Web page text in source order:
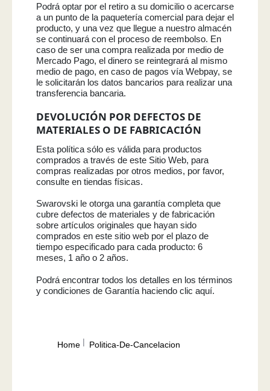
Podrá optar por el retiro a su domicilio o acercarse
a un punto de la paquetería comercial para dejar el
producto, y una vez que llegue a nuestro almacén
se continuará con el proceso de reembolso. En
caso de ser una compra realizada por medio de
Mercado Pago, el dinero se reintegrará al mismo
medio de pago, en caso de pagos vía Webpay, se
le solicitarán los datos bancarios para realizar una
transferencia bancaria.
DEVOLUCIÓN POR DEFECTOS DE
MATERIALES O DE FABRICACIÓN
Esta política sólo es válida para productos
comprados a través de este Sitio Web, para
compras realizadas por otros medios, por favor,
consulte en tiendas físicas.
Swarovski le otorga una garantía completa que
cubre defectos de materiales y de fabricación
sobre artículos originales que hayan sido
comprados en este sitio web por el plazo de
tiempo especificado para cada producto: 6
meses, 1 año o 2 años.
Podrá encontrar todos los detalles en los términos
y condiciones de Garantía haciendo clic aquí.
Home Politica-De-Cancelacion